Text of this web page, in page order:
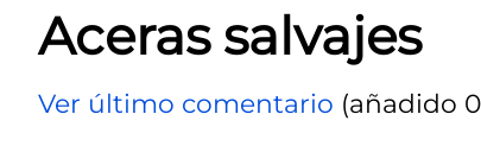
Aceras salvajes
Ver último comentario (añadido